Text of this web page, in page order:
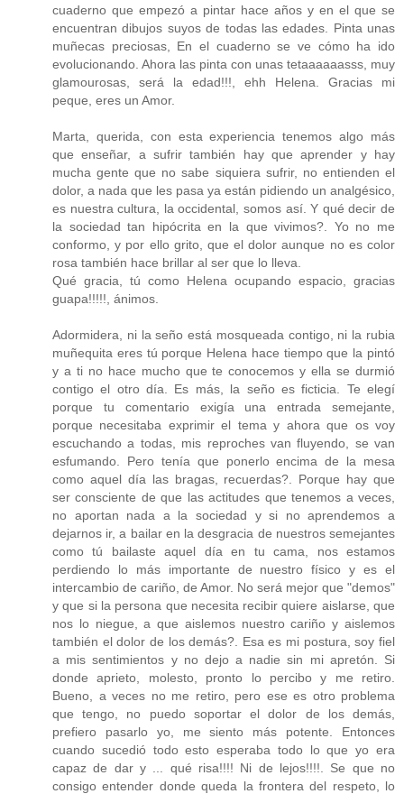
cuaderno que empezó a pintar hace años y en el que se
encuentran dibujos suyos de todas las edades. Pinta unas
muñecas preciosas, En el cuaderno se ve cómo ha ido
evolucionando. Ahora las pinta con unas tetaaaaaasss, muy
glamourosas, será la edad!!!, ehh Helena. Gracias mi
peque, eres un Amor.
Marta, querida, con esta experiencia tenemos algo más
que enseñar, a sufrir también hay que aprender y hay
mucha gente que no sabe siquiera sufrir, no entienden el
dolor, a nada que les pasa ya están pidiendo un analgésico,
es nuestra cultura, la occidental, somos así. Y qué decir de
la sociedad tan hipócrita en la que vivimos?. Yo no me
conformo, y por ello grito, que el dolor aunque no es color
rosa también hace brillar al ser que lo lleva.
Qué gracia, tú como Helena ocupando espacio, gracias
guapa!!!!!, ánimos.
Adormidera, ni la seño está mosqueada contigo, ni la rubia
muñequita eres tú porque Helena hace tiempo que la pintó
y a ti no hace mucho que te conocemos y ella se durmió
contigo el otro día. Es más, la seño es ficticia. Te elegí
porque tu comentario exigía una entrada semejante,
porque necesitaba exprimir el tema y ahora que os voy
escuchando a todas, mis reproches van fluyendo, se van
esfumando. Pero tenía que ponerlo encima de la mesa
como aquel día las bragas, recuerdas?. Porque hay que
ser consciente de que las actitudes que tenemos a veces,
no aportan nada a la sociedad y si no aprendemos a
dejarnos ir, a bailar en la desgracia de nuestros semejantes
como tú bailaste aquel día en tu cama, nos estamos
perdiendo lo más importante de nuestro físico y es el
intercambio de cariño, de Amor. No será mejor que "demos"
y que si la persona que necesita recibir quiere aislarse, que
nos lo niegue, a que aislemos nuestro cariño y aislemos
también el dolor de los demás?. Esa es mi postura, soy fiel
a mis sentimientos y no dejo a nadie sin mi apretón. Si
donde aprieto, molesto, pronto lo percibo y me retiro.
Bueno, a veces no me retiro, pero ese es otro problema
que tengo, no puedo soportar el dolor de los demás,
prefiero pasarlo yo, me siento más potente. Entonces
cuando sucedió todo esto esperaba todo lo que yo era
capaz de dar y ... qué risa!!!! Ni de lejos!!!!. Se que no
consigo entender donde queda la frontera del respeto, lo